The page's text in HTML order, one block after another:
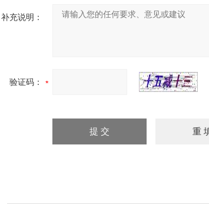
补充说明：
验证码：